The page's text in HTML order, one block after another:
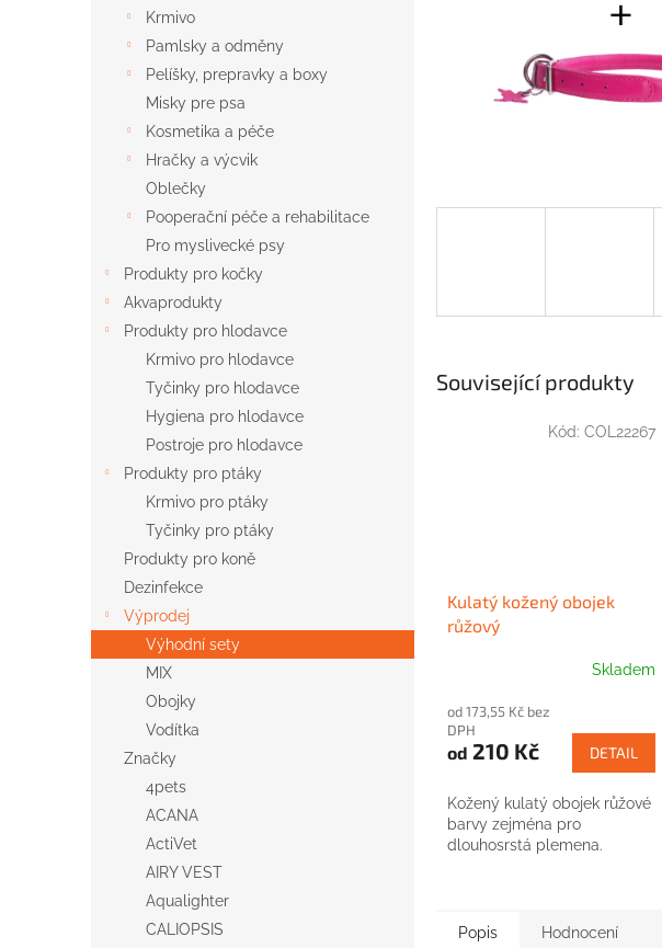
Krmivo
Pamlsky a odměny
Pelíšky, prepravky a boxy
Misky pre psa
Kosmetika a péče
Hračky a výcvik
Oblečky
Pooperační péče a rehabilitace
Pro myslivecké psy
Produkty pro kočky
Akvaprodukty
Produkty pro hlodavce
Krmivo pro hlodavce
Tyčinky pro hlodavce
Hygiena pro hlodavce
Postroje pro hlodavce
Produkty pro ptáky
Krmivo pro ptáky
Tyčinky pro ptáky
Produkty pro koně
Dezinfekce
Výprodej
Výhodní sety
MIX
Obojky
Vodítka
Značky
4pets
ACANA
ActiVet
AIRY VEST
Aqualighter
CALIOPSIS
Související produkty
Kulatý kožený obojek
růžový
Skladem
od 173,55 Kč bez
DPH
od 210 Kč DETAIL
Kožený kulatý obojek růžové
barvy zejména pro
dlouhosrstá plemena.
Kód: COL22267
Popis Hodnocení